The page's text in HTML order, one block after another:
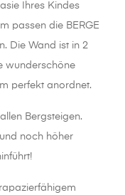
Ihres Kindes
passen die BERGE
Die Wand ist in 2
wunderschöne
perfekt anordnet.
Bergsteigen.
noch höher